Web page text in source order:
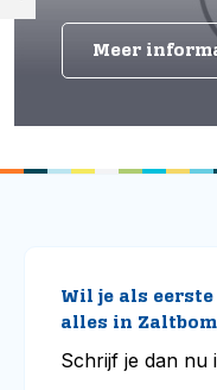
Meer
Wil je als
alles in
Schrijf je dan